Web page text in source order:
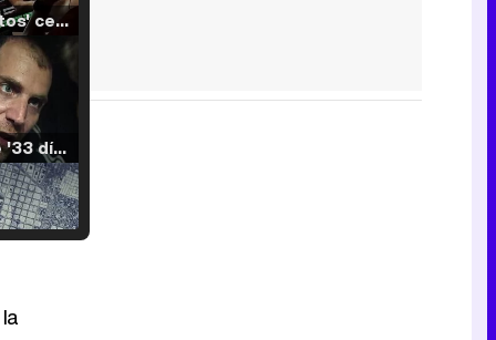
'120 Minutos' celebra sus 2.000 programas en Telemadrid con un vídeo del día a día en la redacción
Tráiler de '33 días', la nueva serie de Atresplayer con Julián Villagrán y José Manuel Poga